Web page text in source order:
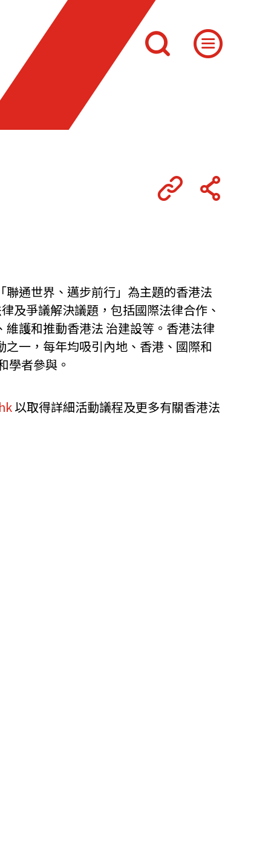
通世界、邁步前行」為主題的香港法
及爭議解決議題，包括國際法律合作、
護和推動香港法 治建設等。香港法律
一，每年均吸引內地、香港、國際和
學者參與。
以取得詳細活動議程及更多有關香港法